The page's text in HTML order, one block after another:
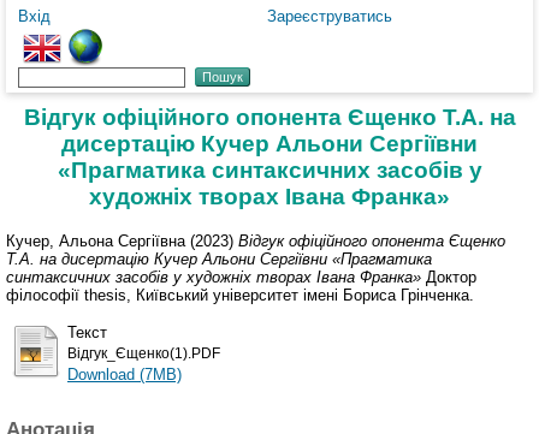
Вхід Зареєструватись
Відгук офіційного опонента Єщенко Т.А. на
дисертацію Кучер Альони Сергіївни
«Прагматика синтаксичних засобів у
художніх творах Івана Франка»
Кучер, Альона Сергіївна (2023) Відгук офіційного опонента Єщенко
Т.А. на дисертацію Кучер Альони Сергіївни «Прагматика
синтаксичних засобів у художніх творах Івана Франка» Доктор
філософії thesis, Київський університет імені Бориса Грінченка.
Текст
Відгук_Єщенко(1).PDF
Download (7MB)